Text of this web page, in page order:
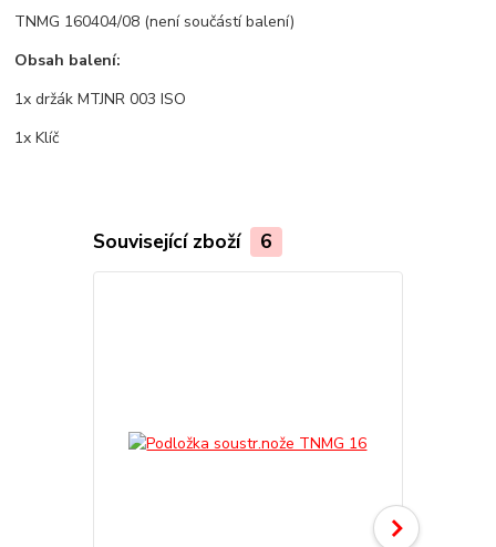
TNMG 160404/08 (není součástí balení)
Obsah balení:
1x držák MTJNR 003 ISO
1x Klíč
Související zboží 6